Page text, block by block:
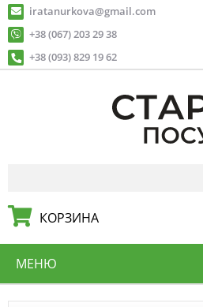
iratanurkova@gmail.com
+38 (067) 203 29 38
+38 (093) 829 19 62
КОРЗИНА
МЕНЮ